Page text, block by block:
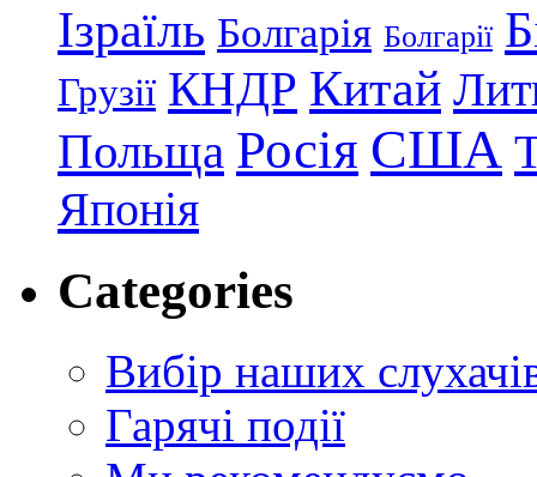
Ізраїль Болгарія Болгарії
Грузії КНДР Китай
Польща Росія США
Японія
Categories
Вибір наших
Гарячі події